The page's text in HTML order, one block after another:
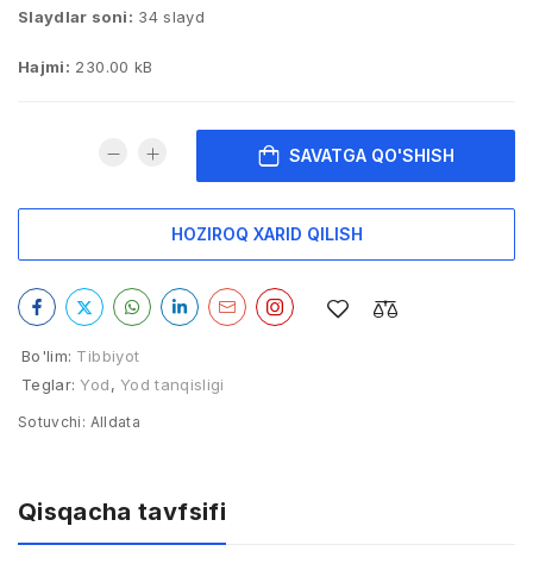
Slaydlar soni: 34 slayd
Hajmi: 230.00 kB
SAVATGA QO'SHISH
HOZIROQ XARID QILISH
Bo'lim: Tibbiyot
Teglar: Yod, Yod tanqisligi
Sotuvchi: Alldata
Qisqacha tavfsifi